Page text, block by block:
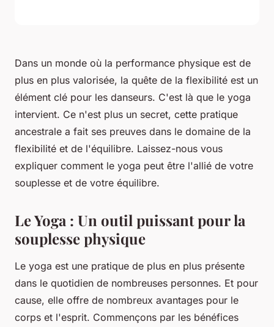
Dans un monde où la performance physique est de
plus en plus valorisée, la quête de la flexibilité est un
élément clé pour les danseurs. C'est là que le yoga
intervient. Ce n'est plus un secret, cette pratique
ancestrale a fait ses preuves dans le domaine de la
flexibilité et de l'équilibre. Laissez-nous vous
expliquer comment le yoga peut être l'allié de votre
souplesse et de votre équilibre.
Le Yoga : Un outil puissant pour la
souplesse physique
Le yoga est une pratique de plus en plus présente
dans le quotidien de nombreuses personnes. Et pour
cause, elle offre de nombreux avantages pour le
corps et l'esprit. Commençons par les bénéfices